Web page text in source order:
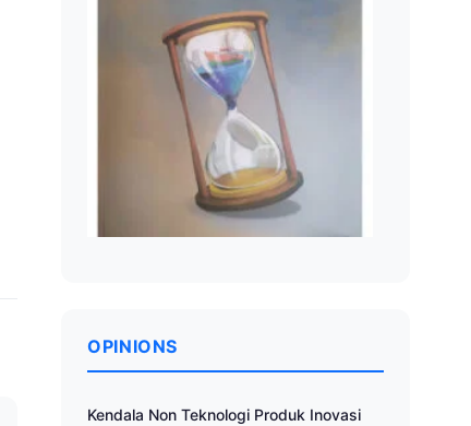
OPINIONS
Kendala Non Teknologi Produk Inovasi